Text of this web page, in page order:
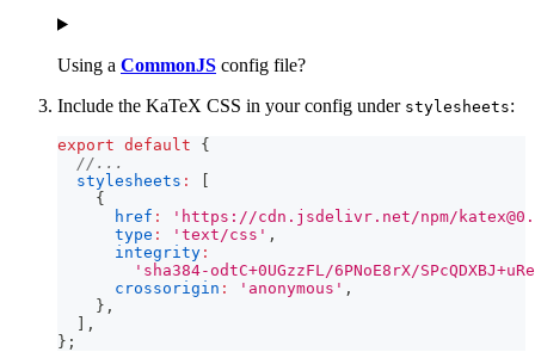
Using a CommonJS config file?
Include the KaTeX CSS in your config under stylesheets:
export default
{
//...
stylesheets :
{
href : 'https://cdn.jsdelivr.net/npm/
type : 'text/css' ,
integrity :
'sha384-odtC+0UGzzFL/6PNoE8rX/
crossorigin : 'anonymous' ,
} ,
,
} ;